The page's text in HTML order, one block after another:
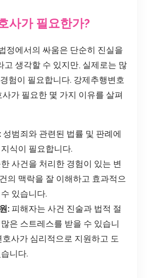
사가 필요한가?
정에서의 싸움은 단순히 진실을
고 생각할 수 있지만, 실제로는 많
험이 필요합니다. 강제추행변호
가 필요한 몇 가지 이유를 살펴
성범죄와 관련된 법률 및 판례에
식이 필요합니다.
사건을 처리한 경험이 있는 변
의 맥락을 잘 이해하고 효과적으
있습니다.
: 피해자는 사건 진술과 법적 절
은 스트레스를 받을 수 있습니
호사가 심리적으로 지원하고 도
니다.